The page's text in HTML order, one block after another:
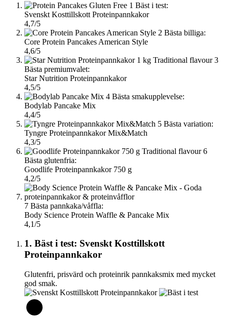
1 Bäst i test:
Svenskt Kosttillskott Proteinpannkakor
4,7/5
2 Bästa billiga:
Core Protein Pancakes American Style
4,6/5
3
Bästa premiumvalet:
Star Nutrition Proteinpannkakor
4,5/5
4 Bästa smakupplevelse:
Bodylab Pancake Mix
4,4/5
5 Bästa variation:
Tyngre Proteinpannkakor Mix&Match
4,3/5
6
Bästa glutenfria:
Goodlife Proteinpannkakor 750 g
4,2/5
7 Bästa pannkaka/våffla:
Body Science Protein Waffle & Pancake Mix
4,1/5
1. Bäst i test: Svenskt Kosttillskott
Proteinpannkakor
Glutenfri, prisvärd och proteinrik pannkaksmix med mycket
god smak.